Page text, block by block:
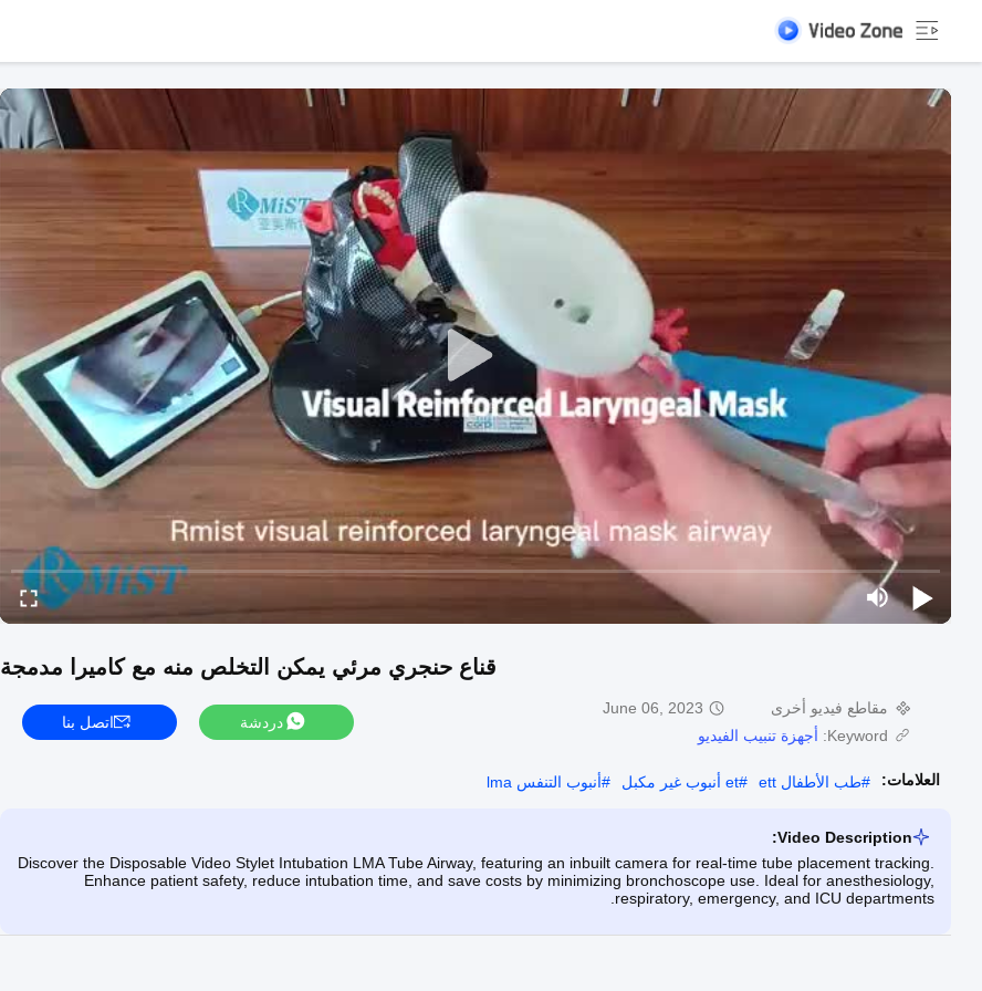
قناع حنجري مرئي يمكن التخلص منه مع كاميرا مدمجة
مقاطع فيديو أخرى
June 06, 2023
Keyword:
أجهزة تنبيب الفيديو
دردشة اتصل بنا
العلامات: #طب الأطفال ett #et أنبوب غير مكبل #أنبوب التنفس lma
Video Description:
Discover the Disposable Video Stylet Intubation LMA Tube Airway, featuring an inbuilt camera for real-time tube placement tracking.
Enhance patient safety, reduce intubation time, and save costs by minimizing bronchoscope use. Ideal for anesthesiology,
respiratory, emergency, and ICU departments.